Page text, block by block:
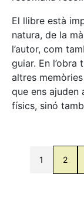
El llibre està
natura, de la
l’autor, com
guiar. En
altres
que ens ajuden
físics, sinó
1 2